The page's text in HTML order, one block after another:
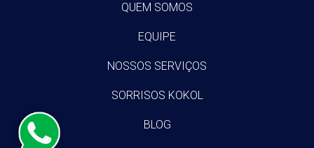
QUEM SOMOS
EQUIPE
NOSSOS SERVIÇOS
SORRISOS KOKOL
BLOG